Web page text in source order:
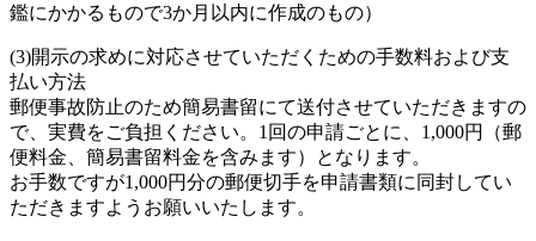
鑑にかかるもので3か月以内に作成のもの）
(3)開示の求めに対応させていただくための手数料および支
払い方法
郵便事故防止のため簡易書留にて送付させていただきますの
で、実費をご負担ください。1回の申請ごとに、1,000円（郵
便料金、簡易書留料金を含みます）となります。
お手数ですが1,000円分の郵便切手を申請書類に同封してい
ただきますようお願いいたします。